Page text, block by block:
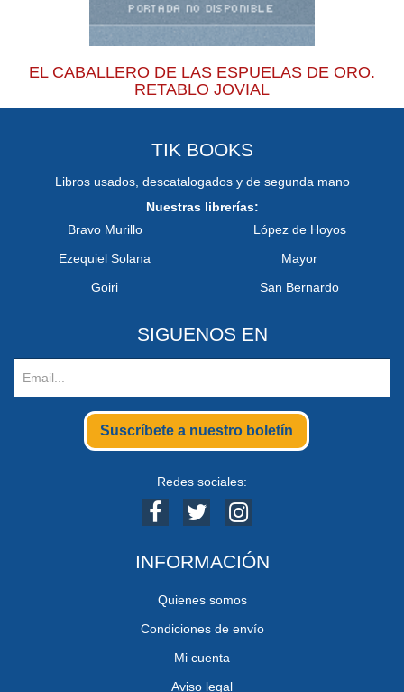
EL CABALLERO DE LAS ESPUELAS DE ORO.
RETABLO JOVIAL
TIK BOOKS
Libros usados, descatalogados y de segunda mano
Nuestras librerías:
Bravo Murillo
Ezequiel Solana
Goiri
López de Hoyos
Mayor
San Bernardo
SIGUENOS EN
Suscríbete a nuestro boletín
Redes sociales:
INFORMACIÓN
Quienes somos
Condiciones de envío
Mi cuenta
Aviso legal